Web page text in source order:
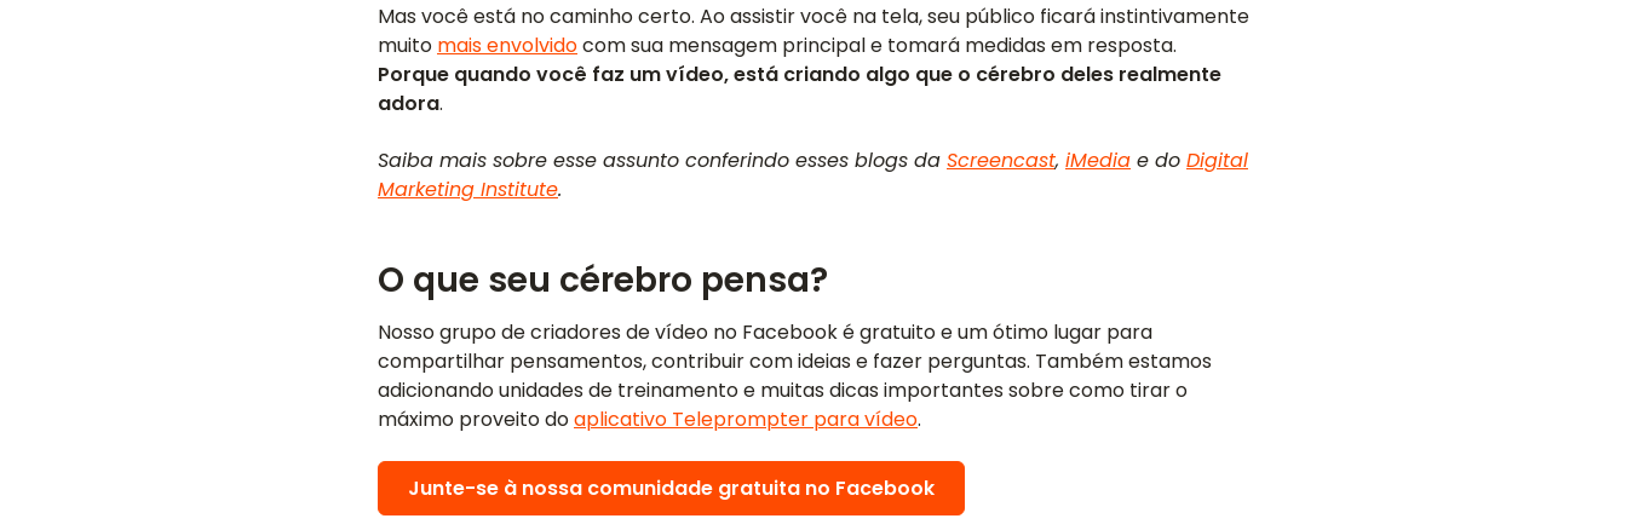
Mas você está no caminho certo. Ao assistir você na tela, seu público ficará instintivamente
muito mais envolvidocom sua mensagem principal e tomará medidas em resposta.
Porque quando você faz um vídeo, está criando algo que o cérebro deles realmente
adora.
Saiba mais sobre esse assunto conferindo esses blogs da Screencast, iMedia e do Digital
Marketing Institute.
O que seu cérebro pensa?
Nosso grupo de criadores de vídeo no Facebook é gratuito e um ótimo lugar para
compartilhar pensamentos, contribuir com ideias e fazer perguntas. Também estamos
adicionando unidades de treinamento e muitas dicas importantes sobre como tirar o
máximo proveito doaplicativo Teleprompter para vídeo.
Junte-se à nossa comunidade gratuita no Facebook